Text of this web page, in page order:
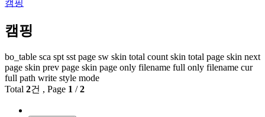
캠핑
캠핑
bo_table sca spt sst page sw skin total count skin total page skin next
page skin prev page skin page only filename full only filename cur
full path write style mode
Total 2건 , Page 1 /2